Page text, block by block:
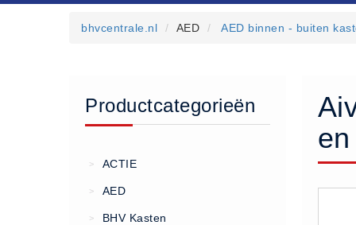
Keuringen
Bedrijfsnoodplannen
bhvcentrale.nl AED AED binnen - buiten
Productcategorieën
> ACTIE
> AED
> BHV Kasten